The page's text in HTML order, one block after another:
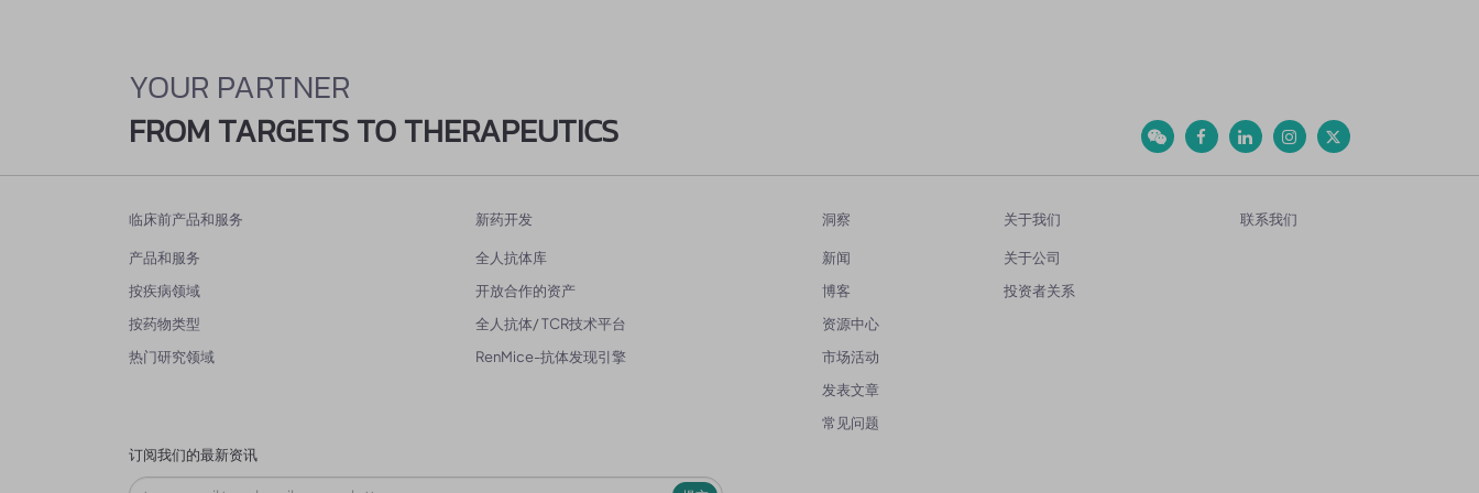
YOUR PARTNER
FROM TARGETS TO THERAPEUTICS
临床前产品和服务
产品和服务
按疾病领域
按药物类型
热门研究领域
新药开发
全人抗体库
开放合作的资产
全人抗体/ TCR技术平台
RenMice-抗体发现引擎
洞察
新闻
博客
资源中心
市场活动
发表文章
常见问题
关于我们
关于公司
投资者关系
联系我们
订阅我们的最新资讯